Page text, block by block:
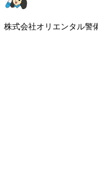
株式会社オリエンタル